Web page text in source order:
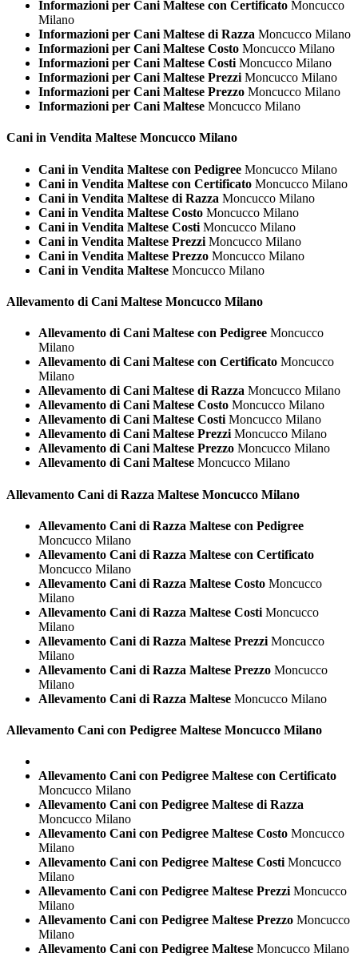
Informazioni per Cani Maltese con Certificato Moncucco
Milano
Informazioni per Cani Maltese di Razza Moncucco Milano
Informazioni per Cani Maltese Costo Moncucco Milano
Informazioni per Cani Maltese Costi Moncucco Milano
Informazioni per Cani Maltese Prezzi Moncucco Milano
Informazioni per Cani Maltese Prezzo Moncucco Milano
Informazioni per Cani Maltese Moncucco Milano
Cani in Vendita Maltese Moncucco Milano
Cani in Vendita Maltese con Pedigree Moncucco Milano
Cani in Vendita Maltese con Certificato Moncucco Milano
Cani in Vendita Maltese di Razza Moncucco Milano
Cani in Vendita Maltese Costo Moncucco Milano
Cani in Vendita Maltese Costi Moncucco Milano
Cani in Vendita Maltese Prezzi Moncucco Milano
Cani in Vendita Maltese Prezzo Moncucco Milano
Cani in Vendita Maltese Moncucco Milano
Allevamento di Cani Maltese Moncucco Milano
Allevamento di Cani Maltese con Pedigree Moncucco
Milano
Allevamento di Cani Maltese con Certificato Moncucco
Milano
Allevamento di Cani Maltese di Razza Moncucco Milano
Allevamento di Cani Maltese Costo Moncucco Milano
Allevamento di Cani Maltese Costi Moncucco Milano
Allevamento di Cani Maltese Prezzi Moncucco Milano
Allevamento di Cani Maltese Prezzo Moncucco Milano
Allevamento di Cani Maltese Moncucco Milano
Allevamento Cani di Razza Maltese Moncucco Milano
Allevamento Cani di Razza Maltese con Pedigree
Moncucco Milano
Allevamento Cani di Razza Maltese con Certificato
Moncucco Milano
Allevamento Cani di Razza Maltese Costo Moncucco
Milano
Allevamento Cani di Razza Maltese Costi Moncucco
Milano
Allevamento Cani di Razza Maltese Prezzi Moncucco
Milano
Allevamento Cani di Razza Maltese Prezzo Moncucco
Milano
Allevamento Cani di Razza Maltese Moncucco Milano
Allevamento Cani con Pedigree Maltese Moncucco Milano
Allevamento Cani con Pedigree Maltese con Certificato
Moncucco Milano
Allevamento Cani con Pedigree Maltese di Razza
Moncucco Milano
Allevamento Cani con Pedigree Maltese Costo Moncucco
Milano
Allevamento Cani con Pedigree Maltese Costi Moncucco
Milano
Allevamento Cani con Pedigree Maltese Prezzi Moncucco
Milano
Allevamento Cani con Pedigree Maltese Prezzo Moncucco
Milano
Allevamento Cani con Pedigree Maltese Moncucco Milano